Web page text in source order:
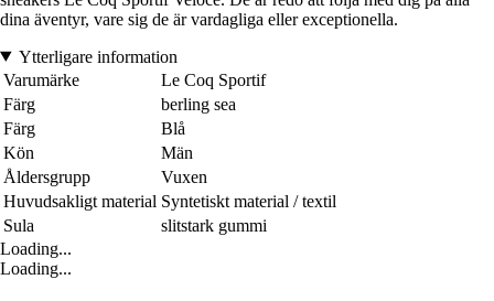
dina äventyr, vare sig de är vardagliga eller exceptionella.
Ytterligare information
Varumärke
Le Coq Sportif
Färg
berling sea
Färg
Blå
Kön
Män
Åldersgrupp
Vuxen
Huvudsakligt material Syntetiskt material / textil
Sula
slitstark gummi
Loading...
Loading...